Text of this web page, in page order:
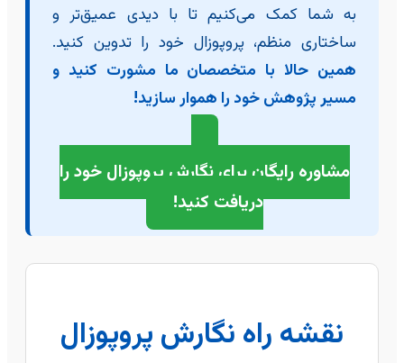
به شما کمک می‌کنیم تا با دیدی عمیق‌تر و
ساختاری منظم، پروپوزال خود را تدوین کنید.
همین حالا با متخصصان ما مشورت کنید و
مسیر پژوهش خود را هموار سازید!
مشاوره رایگان برای نگارش پروپوزال خود را
دریافت کنید!
نقشه راه نگارش پروپوزال